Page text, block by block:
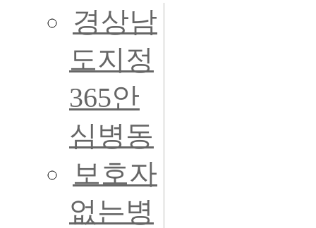
경상남
도지정
365안
심병동
보호자
없는병